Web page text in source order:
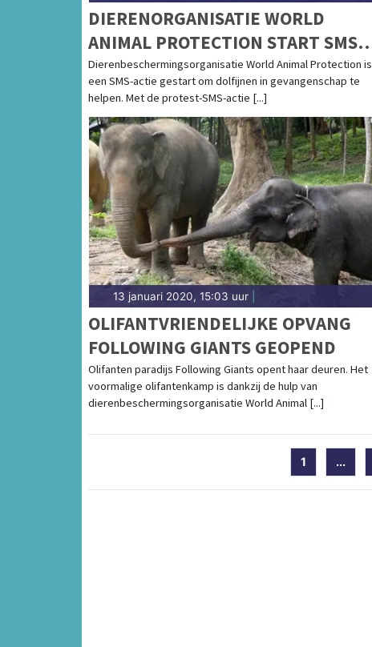
DIERENORGANISATIE WORLD
ANIMAL PROTECTION START SMS-
ACTIE VOOR DOLFIJNEN
Dierenbeschermingsorganisatie World Animal Protection is
een SMS-actie gestart om dolfijnen in gevangenschap te
helpen. Met de protest-SMS-actie [...]
13 januari 2020, 15:03 uur
OLIFANTVRIENDELIJKE OPVANG
FOLLOWING GIANTS GEOPEND
Olifanten paradijs Following Giants opent haar deuren. Het
voormalige olifantenkamp is dankzij de hulp van
dierenbeschermingsorganisatie World Animal [...]
1 ...